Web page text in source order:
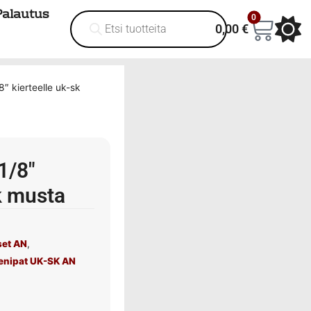
0,00€
0
kierteelle uk-sk
8″
musta
AN,
UK-SK AN